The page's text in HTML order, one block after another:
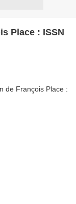
Place : ISSN